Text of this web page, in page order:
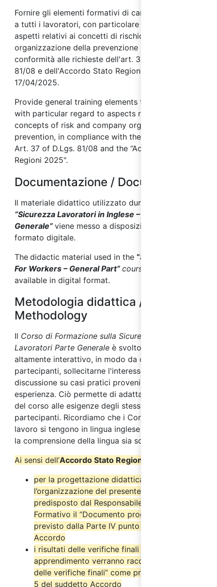
Fornire gli elementi formativi di carattere generale
a tutti i lavoratori, con particolare riguardo agli
aspetti relativi ai concetti di rischio e
organizzazione della prevenzione in azienda, in
conformità alle richieste dell'art. 37 del D. Lgs.
81/08 e dell'Accordo Stato Regioni del
17/04/2025.
Provide general training elements to all workers,
with particular regard to aspects relating to the
concepts of risk and company organisation for
prevention, in compliance with the requirements of
Art. 37 of D.Lgs. 81/08 and the “Accordo Stato
Regioni 2025".
Documentazione / Documentation
Il materiale didattico utilizzato durante il corso
“Sicurezza Lavoratori in Inglese – Parte
Generale” viene messo a disposizione anche in
formato digitale.
The didactic material used in the “Safety Course
For Workers – General Part” course
available in digital format.
Metodologia didattica / Teaching
Methodology
Il Corso di Formazione sulla Sicurezza dei
Lavoratori Parte Generale è svolto con metodo
altamente interattivo, in modo da coinvolgere i
partecipanti, sollecitarne l'interesse, favorire la
discussione su casi pratici provenienti dalla loro
esperienza. Ciò permette di adattare i contenuti
del corso alle esigenze degli stessi
partecipanti. Ricordiamo che i Corsi sicurezza sul
lavoro si tengono in lingua inglese ed è necessaria
la comprensione della lingua sia scritta che orale.
Ai sensi dell’Accordo Stato Regioni del 17/4/2025
per la progettazione didattica e
l’organizzazione del presente corso è stato
predisposto dal Responsabile del Progetto
Formativo il “Documento progettuale” come
previsto dalla Parte IV punto 2.6 del suddetto
Accordo
i risultati delle verifiche finali di
apprendimento verranno raccolti nel “Verbale
delle verifiche finali” come previsto dal punto
5 del suddetto Accordo